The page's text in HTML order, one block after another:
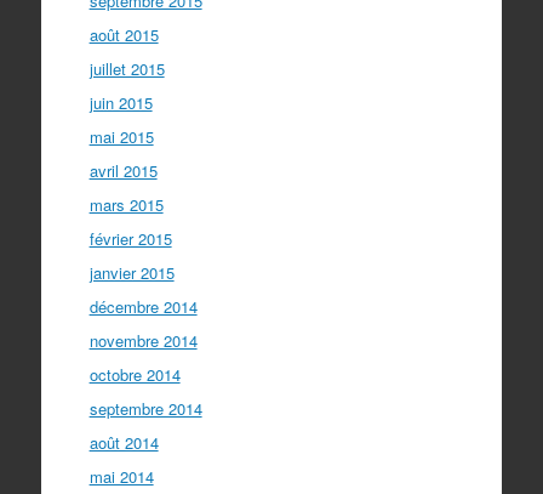
août 2015
juillet 2015
juin 2015
mai 2015
avril 2015
mars 2015
février 2015
janvier 2015
décembre 2014
novembre 2014
octobre 2014
septembre 2014
août 2014
mai 2014